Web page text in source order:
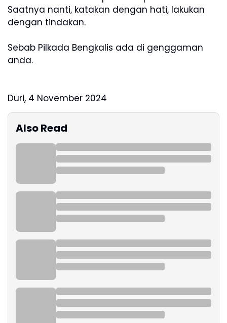
Saatnya nanti, katakan dengan hati, lakukan
dengan tindakan.
Sebab Pilkada Bengkalis ada di genggaman
anda.
Duri, 4 November 2024
Also Read